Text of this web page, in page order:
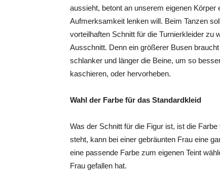
aussieht, betont an unserem eigenen
Aufmerksamkeit lenken will. Beim Tanzen
vorteilhaften Schnitt für die Turnierkleider zu
Ausschnitt. Denn ein größerer Busen
schlanker und länger die Beine, um so
kaschieren, oder hervorheben.
Wahl der Farbe für das Standardkleid
Was der Schnitt für die Figur ist, ist die
steht, kann bei einer gebräunten Frau eine
eine passende Farbe zum eigenen Teint
Frau gefallen hat.